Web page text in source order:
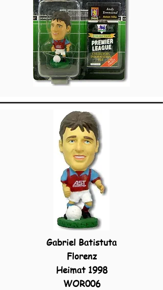
Gabriel Batistuta
Florenz
Heimat 1998
WOR006